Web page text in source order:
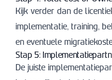
Kijk verder dan de
implementatie, training,
en eventuele
Stap 5:
De juiste